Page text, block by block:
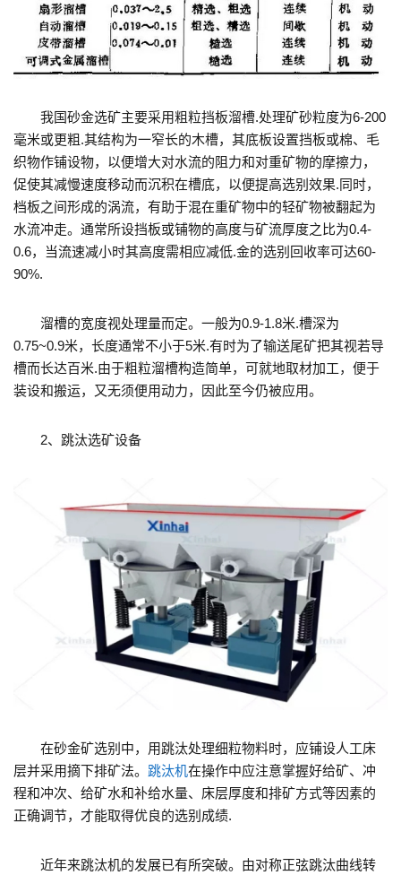
我国砂金选矿主要采用粗粒挡板溜槽.处理矿砂粒度为6-200
毫米或更粗.其结构为一窄长的木槽，其底板设置挡板或棉、毛
织物作铺设物，以便增大对水流的阻力和对重矿物的摩擦力，
促使其减慢速度移动而沉积在槽底，以便提高选别效果.同时，
档板之间形成的涡流，有助于混在重矿物中的轻矿物被翻起为
水流冲走。通常所设挡板或铺物的高度与矿流厚度之比为0.4-
0.6，当流速减小时其高度需相应减低.金的选别回收率可达60-
90%.
溜槽的宽度视处理量而定。一般为0.9-1.8米.槽深为
0.75~0.9米，长度通常不小于5米.有时为了输送尾矿把其视若导
槽而长达百米.由于粗粒溜槽构造简单，可就地取材加工，便于
装设和搬运，又无须便用动力，因此至今仍被应用。
2、跳汰选矿设备
在砂金矿选别中，用跳汰处理细粒物料时，应铺设人工床
层并采用摘下排矿法。 跳汰机在操作中应注意掌握好给矿、冲
程和冲次、给矿水和补给水量、床层厚度和排矿方式等因素的
正确调节，才能取得优良的选别成绩.
近年来跳汰机的发展已有所突破。由对称正弦跳汰曲线转